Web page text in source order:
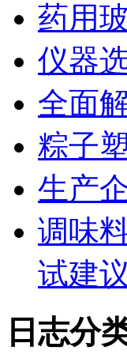
药用
仪器
全面
粽子
生产
调味
试建议
日志分